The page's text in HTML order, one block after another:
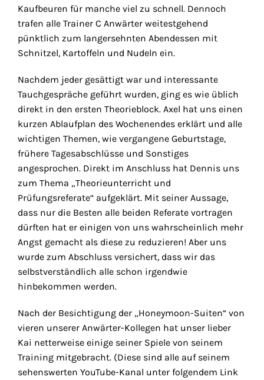
Kaufbeuren für manche viel zu schnell. Dennoch
trafen alle Trainer C Anwärter weitestgehend
pünktlich zum langersehnten Abendessen mit
Schnitzel, Kartoffeln und Nudeln ein.
Nachdem jeder gesättigt war und interessante
Tauchgespräche geführt wurden, ging es wie üblich
direkt in den ersten Theorieblock. Axel hat uns einen
kurzen Ablaufplan des Wochenendes erklärt und alle
wichtigen Themen, wie vergangene Geburtstage,
frühere Tagesabschlüsse und Sonstiges
angesprochen. Direkt im Anschluss hat Dennis uns
zum Thema „Theorieunterricht und
Prüfungsreferate“ aufgeklärt. Mit seiner Aussage,
dass nur die Besten alle beiden Referate vortragen
dürften hat er einigen von uns wahrscheinlich mehr
Angst gemacht als diese zu reduzieren! Aber uns
wurde zum Abschluss versichert, dass wir das
selbstverständlich alle schon irgendwie
hinbekommen werden.
Nach der Besichtigung der „Honeymoon-Suiten“ von
vieren unserer Anwärter-Kollegen hat unser lieber
Kai netterweise einige seiner Spiele von seinem
Training mitgebracht. (Diese sind alle auf seinem
sehenswerten YouTube-Kanal unter folgendem Link